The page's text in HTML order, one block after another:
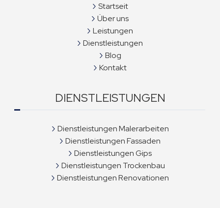
Startseit
Über uns
Leistungen
Dienstleistungen
Blog
Kontakt
DIENSTLEISTUNGEN
Dienstleistungen Malerarbeiten
Dienstleistungen Fassaden
Dienstleistungen Gips
Dienstleistungen Trockenbau
Dienstleistungen Renovationen